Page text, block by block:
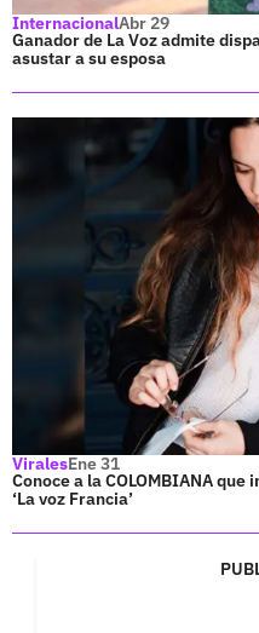
InternacionalAbr 29
Ganador de La Voz admite
asustar a su esposa
ViralesEne 31
Conoce a la COLOMBIANA
‘La voz Francia’